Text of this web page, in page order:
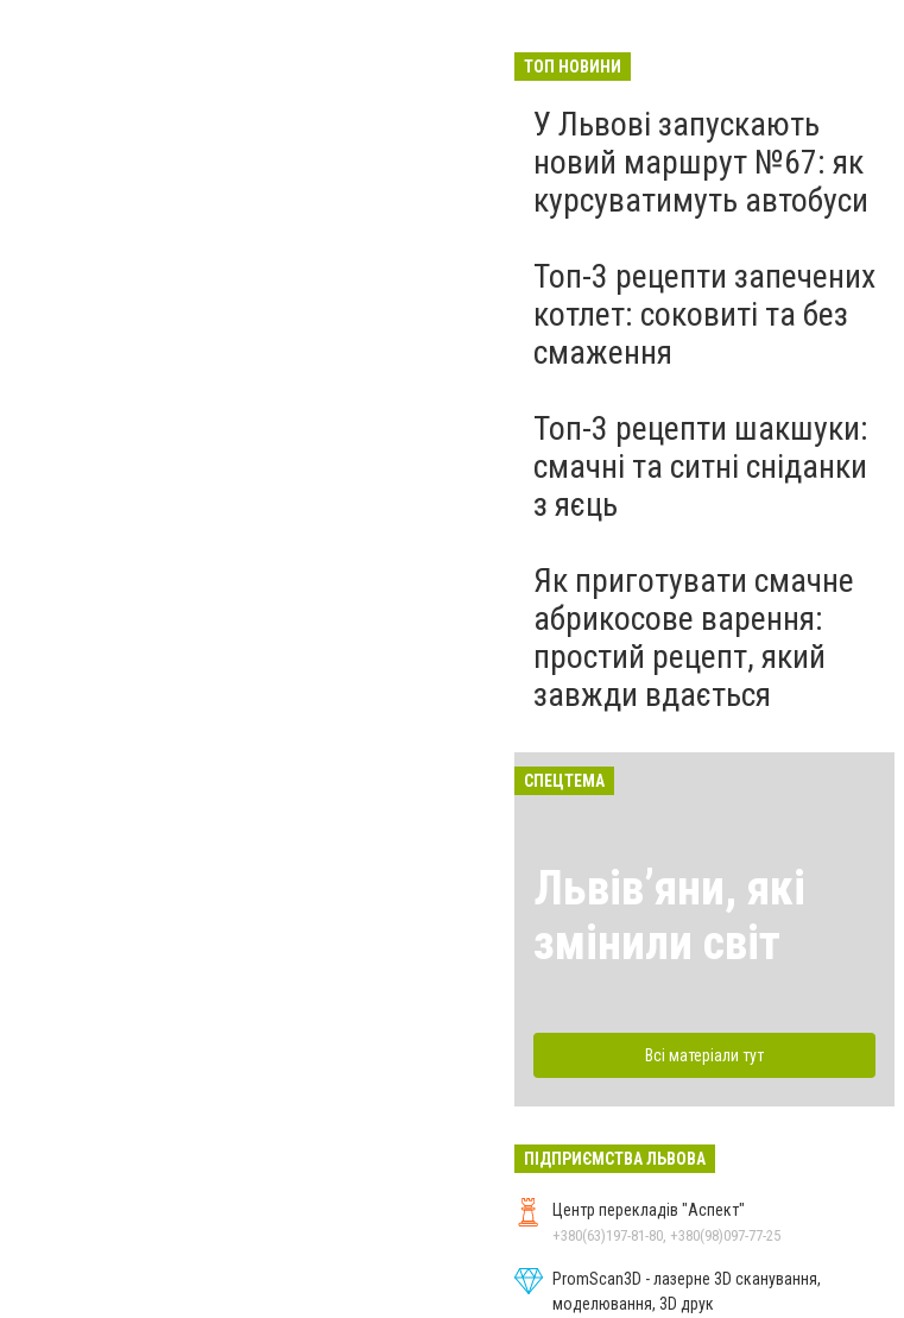
ТОП НОВИНИ
У Львові запускають
новий маршрут №67: як
курсуватимуть автобуси
Топ-3 рецепти запечених
котлет: соковиті та без
смаження
Топ-3 рецепти шакшуки:
смачні та ситні сніданки
з яєць
Як приготувати смачне
абрикосове варення:
простий рецепт, який
завжди вдається
СПЕЦТЕМА
Львівʼяни, які
змінили світ
Всі матеріали тут
ПІДПРИЄМСТВА ЛЬВОВА
Центр перекладів "Аспект"
+380(63)197-81-80, +380(98)097-77-25
PromScan3D - лазерне 3D сканування,
моделювання, 3D друк